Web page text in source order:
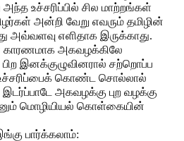
அந்த உச்சரிப்பில் சில மாற்றங்கள்
அன்றி வேறு எவரும் தமிழின்
அவ்வளவு எளிதாக இருக்காது.
காரணமாக அகவழக்கிலே
இனக்குழுவினரால் சற்றொப்ப
உச்சரிப்பைக் கொண்ட சொல்லால்
இடர்ப்பாடே அகவழக்கு புற வழக்கு
மொழியியல் கொள்கையின்
பார்க்கலாம்: